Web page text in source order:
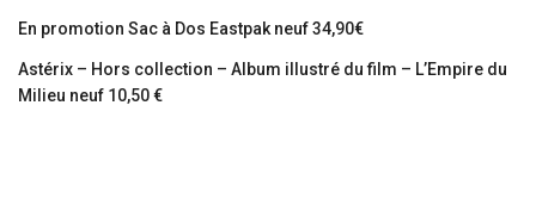
En promotion Sac à Dos Eastpak neuf 34,90€
Astérix – Hors collection – Album illustré du film – L’Empire du
Milieu neuf 10,50 €